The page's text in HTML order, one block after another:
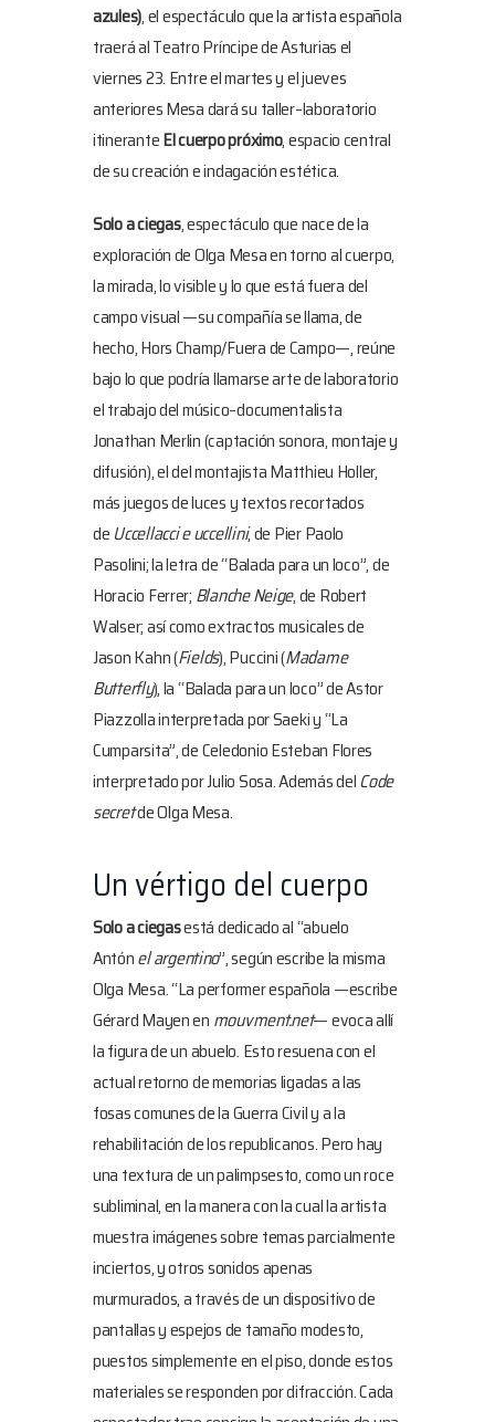
azules), el espectáculo que la artista española
traerá al Teatro Príncipe de Asturias el
viernes 23. Entre el martes y el jueves
anteriores Mesa dará su taller–laboratorio
itineranteEl cuerpo próximo, espacio central
de su creación e indagación estética.
Solo a ciegas, espectáculo que nace de la
exploración de Olga Mesa en torno al cuerpo,
la mirada, lo visible y lo que está fuera del
campo visual —su compañía se llama, de
hecho, Hors Champ/Fuera de Campo—, reúne
bajo lo que podría llamarse arte de laboratorio
el trabajo del músico–documentalista
Jonathan Merlin (captación sonora, montaje y
difusión), el del montajista Matthieu Holler,
más juegos de luces y textos recortados
de Uccellacci e uccellini, de Pier Paolo
Pasolini; la letra de “Balada para un loco”, de
Horacio Ferrer; Blanche Neige, de Robert
Walser; así como extractos musicales de
Jason Kahn (Fields), Puccini (Madame
Butterfly), la “Balada para un loco” de Astor
Piazzolla interpretada por Saeki y “La
Cumparsita”, de Celedonio Esteban Flores
interpretado por Julio Sosa. Además delCode
secretde Olga Mesa.
Un vértigo del cuerpo
Solo a ciegasestá dedicado al “abuelo
Antónel argentino”, según escribe la misma
Olga Mesa. “La performer española —escribe
Gérard Mayen en mouvment.net— evoca allí
la figura de un abuelo. Esto resuena con el
actual retorno de memorias ligadas a las
fosas comunes de la Guerra Civil y a la
rehabilitación de los republicanos. Pero hay
una textura de un palimpsesto, como un roce
subliminal, en la manera con la cual la artista
muestra imágenes sobre temas parcialmente
inciertos, y otros sonidos apenas
murmurados, a través de un dispositivo de
pantallas y espejos de tamaño modesto,
puestos simplemente en el piso, donde estos
materiales se responden por difracción. Cada